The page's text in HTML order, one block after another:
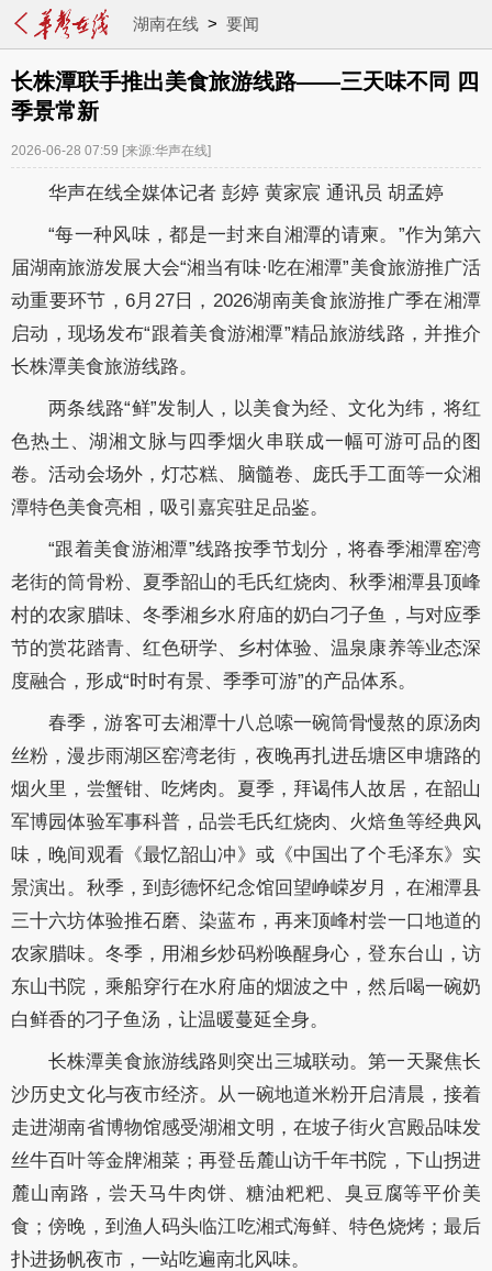
湖南在线> 要闻
长株潭联手推出美食旅游线路——三天味不同 四
季景常新
2026-06-28 07:59 [来源:华声在线]
华声在线全媒体记者 彭婷 黄家宸 通讯员 胡孟婷
“每一种风味，都是一封来自湘潭的请柬。”作为第六
届湖南旅游发展大会“湘当有味·吃在湘潭”美食旅游推广活
动重要环节，6月27日，2026湖南美食旅游推广季在湘潭
启动，现场发布“跟着美食游湘潭”精品旅游线路，并推介
长株潭美食旅游线路。
两条线路“鲜”发制人，以美食为经、文化为纬，将红
色热土、湖湘文脉与四季烟火串联成一幅可游可品的图
卷。活动会场外，灯芯糕、脑髓卷、庞氏手工面等一众湘
潭特色美食亮相，吸引嘉宾驻足品鉴。
“跟着美食游湘潭”线路按季节划分，将春季湘潭窑湾
老街的筒骨粉、夏季韶山的毛氏红烧肉、秋季湘潭县顶峰
村的农家腊味、冬季湘乡水府庙的奶白刁子鱼，与对应季
节的赏花踏青、红色研学、乡村体验、温泉康养等业态深
度融合，形成“时时有景、季季可游”的产品体系。
春季，游客可去湘潭十八总嗦一碗筒骨慢熬的原汤肉
丝粉，漫步雨湖区窑湾老街，夜晚再扎进岳塘区申塘路的
烟火里，尝蟹钳、吃烤肉。夏季，拜谒伟人故居，在韶山
军博园体验军事科普，品尝毛氏红烧肉、火焙鱼等经典风
味，晚间观看《最忆韶山冲》或《中国出了个毛泽东》实
景演出。秋季，到彭德怀纪念馆回望峥嵘岁月，在湘潭县
三十六坊体验推石磨、染蓝布，再来顶峰村尝一口地道的
农家腊味。冬季，用湘乡炒码粉唤醒身心，登东台山，访
东山书院，乘船穿行在水府庙的烟波之中，然后喝一碗奶
白鲜香的刁子鱼汤，让温暖蔓延全身。
长株潭美食旅游线路则突出三城联动。第一天聚焦长
沙历史文化与夜市经济。从一碗地道米粉开启清晨，接着
走进湖南省博物馆感受湖湘文明，在坡子街火宫殿品味发
丝牛百叶等金牌湘菜；再登岳麓山访千年书院，下山拐进
麓山南路，尝天马牛肉饼、糖油粑粑、臭豆腐等平价美
食；傍晚，到渔人码头临江吃湘式海鲜、特色烧烤；最后
扑进扬帆夜市，一站吃遍南北风味。